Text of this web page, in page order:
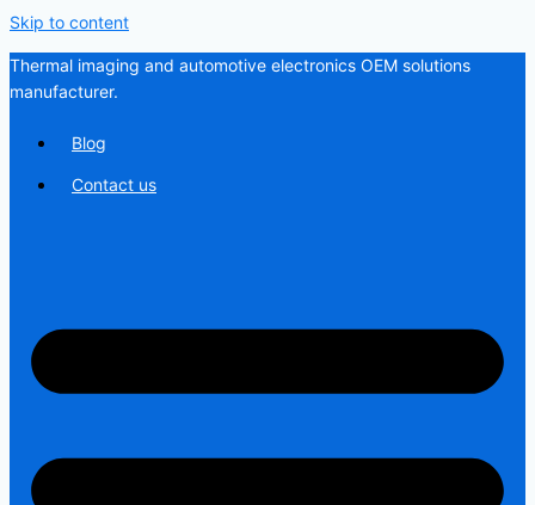
Skip to content
Thermal imaging and automotive electronics OEM solutions
manufacturer.
Blog
Contact us